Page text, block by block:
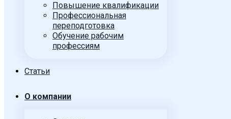
Повышение квалификации
Профессиональная
переподготовка
Обучение рабочим
профессиям
Статьи
О компании